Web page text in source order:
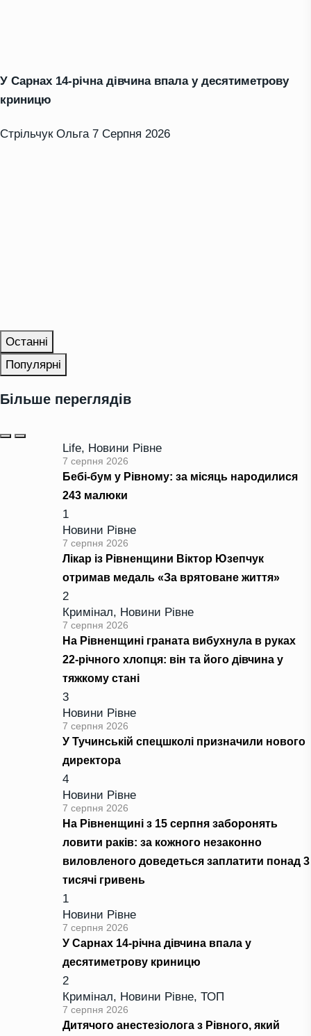
У Сарнах 14-річна дівчина впала у десятиметрову
криницю
Стрільчук Ольга 7 Серпня 2026
Останні
Популярні
Більше переглядів
Life, Новини Рівне
7 серпня 2026
Бебі-бум у Рівному: за місяць народилися
243 малюки
1
Новини Рівне
7 серпня 2026
Лікар із Рівненщини Віктор Юзепчук
отримав медаль «За врятоване життя»
2
Кримінал, Новини Рівне
7 серпня 2026
На Рівненщині граната вибухнула в руках
22-річного хлопця: він та його дівчина у
тяжкому стані
3
Новини Рівне
7 серпня 2026
У Тучинській спецшколі призначили нового
директора
4
Новини Рівне
7 серпня 2026
На Рівненщині з 15 серпня заборонять
ловити раків: за кожного незаконно
виловленого доведеться заплатити понад 3
тисячі гривень
1
Новини Рівне
7 серпня 2026
У Сарнах 14-річна дівчина впала у
десятиметрову криницю
2
Кримінал, Новини Рівне, ТОП
7 серпня 2026
Дитячого анестезіолога з Рівного, який